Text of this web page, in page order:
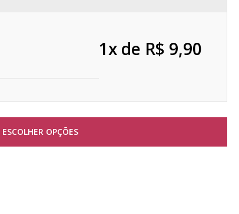
1x de R$ 9,90
ESCOLHER OPÇÕES